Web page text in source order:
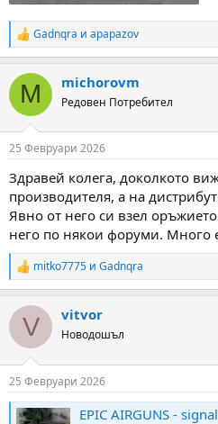
R
e
c
i
s
Gadnqra и apapazov
M michorovm
Редовен Потребител
25 Февруари 2026
Здравей колега, доколкото
производителя, а на
Явно от него си взел
него по някои форуми. Много
R
e
c
i
s
:
mitko7775 и Gadnqra
V vitvor
Новодошъл
25 Февруари 2026
EPIC AIRGUNS - signaling